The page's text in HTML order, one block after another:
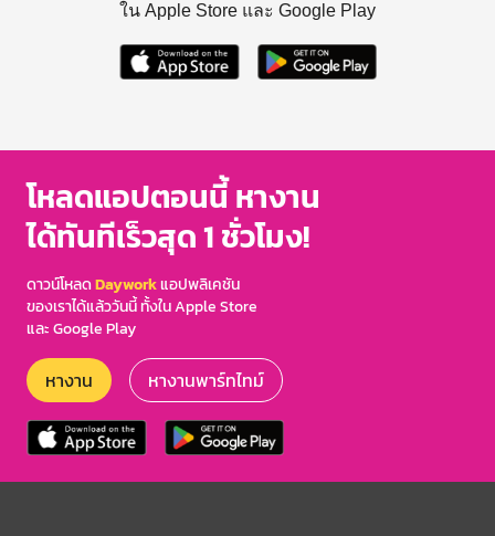
ใน Apple Store และ Google Play
โหลดแอปตอนนี้ หางาน
ได้ทันทีเร็วสุด 1 ชั่วโมง!
ดาวน์โหลดDayworkแอปพลิเคชัน
ของเราได้แล้ววันนี้ ทั้งใน Apple Store
และ Google Play
หางาน หางานพาร์ทไทม์